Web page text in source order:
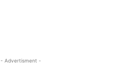
- Advertisment -